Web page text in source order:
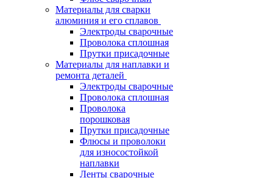
Материалы для сварки
алюминия и его сплавов
Электроды сварочные
Проволока сплошная
Прутки присадочные
Материалы для наплавки и
ремонта деталей
Электроды сварочные
Проволока сплошная
Проволока
порошковая
Прутки присадочные
Флюсы и проволоки
для износостойкой
наплавки
Ленты сварочные